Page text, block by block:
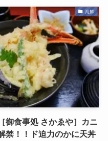
海鮮
［御食事処 さかゑや］カニ
禁！！ド迫力のかに天丼